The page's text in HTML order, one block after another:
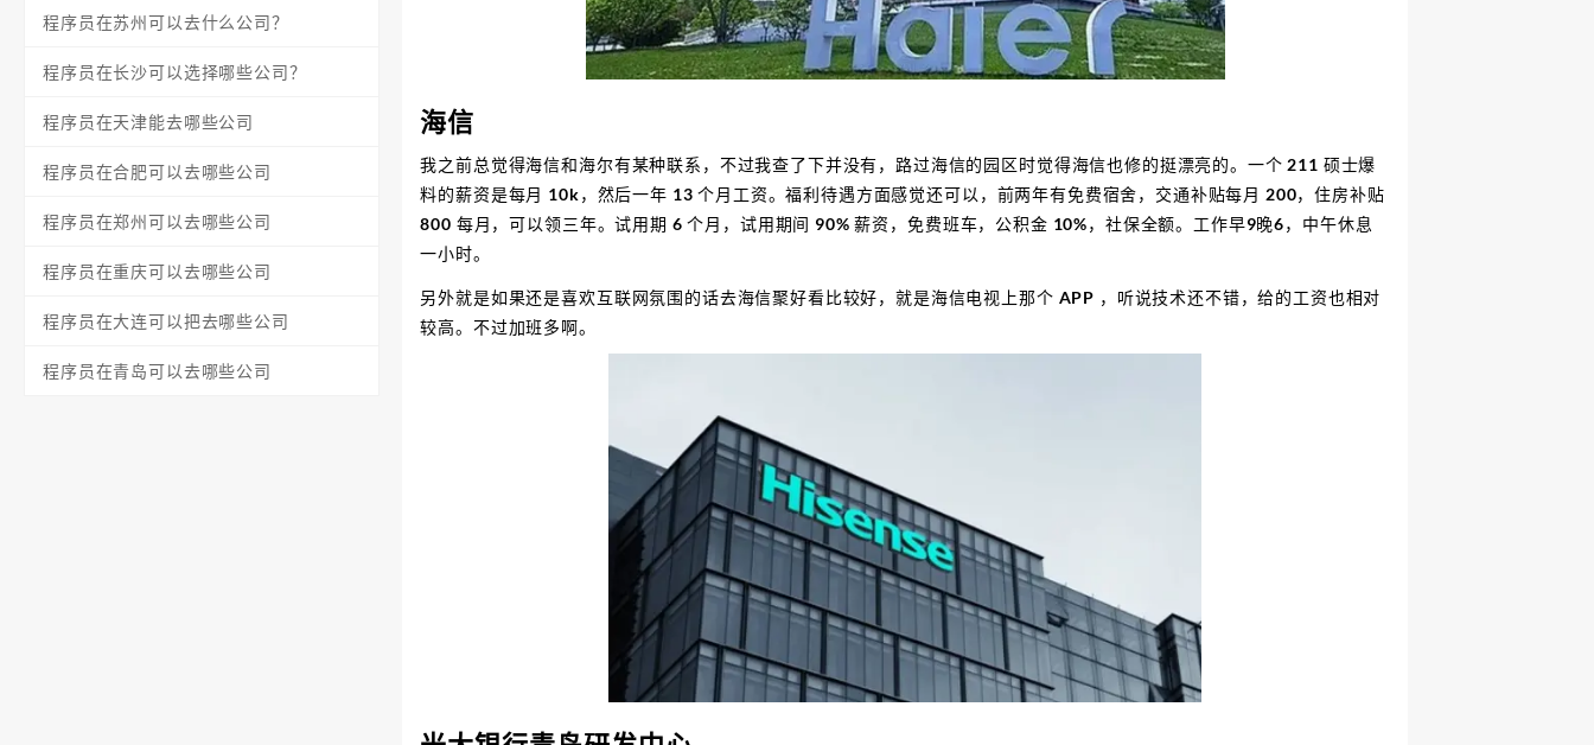
程序员在苏州可以去什么公司？
程序员在长沙可以选择哪些公司？
程序员在天津能去哪些公司
程序员在合肥可以去哪些公司
程序员在郑州可以去哪些公司
程序员在重庆可以去哪些公司
程序员在大连可以把去哪些公司
程序员在青岛可以去哪些公司
海信
我之前总觉得海信和海尔有某种联系，不过我查了下并没有，路过海信的园区时觉得海信也修的挺漂亮的。一个 211 硕士爆
料的薪资是每月 10k，然后一年 13 个月工资。福利待遇方面感觉还可以，前两年有免费宿舍，交通补贴每月 200，住房补贴
800 每月，可以领三年。试用期 6 个月，试用期间 90% 薪资，免费班车，公积金 10%，社保全额。工作早9晚6，中午休息
一小时。
另外就是如果还是喜欢互联网氛围的话去海信聚好看比较好，就是海信电视上那个 APP ，听说技术还不错，给的工资也相对
较高。不过加班多啊。